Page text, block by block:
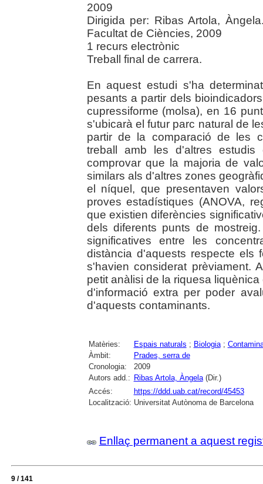
2009
Dirigida per: Ribas Artola,
Facultat de Ciències, 2009
1 recurs electrònic
Treball final de carrera.
En aquest estudi s'ha
pesants a partir dels
cupressiforme (molsa), en 16
s'ubicarà el futur parc natural de
partir de la comparació de les
treball amb les d'altres estudis
comprovar que la majoria de
similars als d'altres zones
el níquel, que presentaven
proves estadístiques (ANOVA,
que existien diferències
dels diferents punts de
significatives entre les
distància d'aquests respecte els
s'havien considerat prèviament.
petit anàlisi de la riquesa
d'informació extra per poder
d'aquests contaminants.
Matèries: Espais naturals ; Biologia;
Àmbit:
Prades, serra de
Cronologia:
2009
Autors add.: Ribas Artola, Àngela(Dir.)
Accés:
https://ddd.uab.cat/record/45453
Localització: Universitat Autònoma de Barcelona
Enllaç permanent a aquest
9 / 141